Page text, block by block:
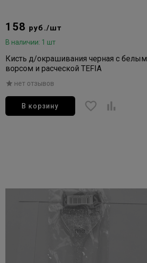
158 руб./шт
В наличии: 1 шт
Кисть д/окрашивания черная с белым
ворсом и расческой TEFIA
нет отзывов
В корзину